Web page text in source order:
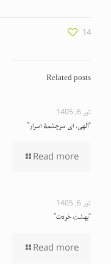
14
Related posts
تیر 6, 1405
“الهی، ای سرچشمهٔ اسرار”
Read more
تیر 6, 1405
“بهشت خودت”
Read more